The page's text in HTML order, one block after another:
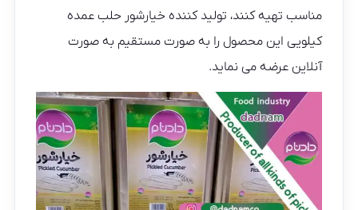
مناسب تهیه کنند، تولید کننده خیارشور حلب عمده
کیلویی این محصول را به صورت مستقیم به صورت
آنلاین عرضه می نماید.